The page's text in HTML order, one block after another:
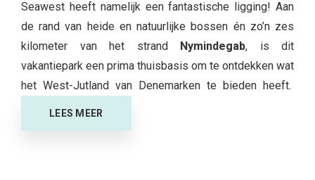
Seawest heeft namelijk een fantastische ligging! Aan
de rand van heide en natuurlijke bossen én zo’n zes
kilometer van het strand Nymindegab, is dit
vakantiepark een prima thuisbasis om te ontdekken wat
het West-Jutland van Denemarken te bieden heeft.
LEES MEER